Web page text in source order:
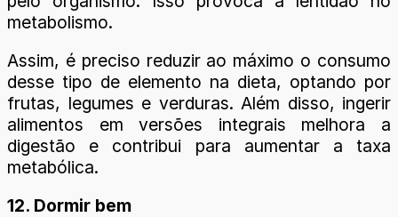
metabolismo.
Assim, é preciso reduzir ao máximo o consumo
desse tipo de elemento na dieta, optando por
frutas, legumes e verduras. Além disso, ingerir
alimentos em versões integrais melhora a
digestão e contribui para aumentar a taxa
metabólica.
12. Dormir bem